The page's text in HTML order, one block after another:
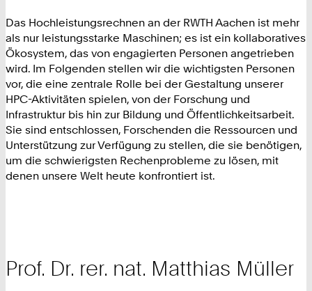
Das Hochleistungsrechnen an der RWTH Aachen ist mehr
als nur leistungsstarke Maschinen; es ist ein kollaboratives
Ökosystem, das von engagierten Personen angetrieben
wird. Im Folgenden stellen wir die wichtigsten Personen
vor, die eine zentrale Rolle bei der Gestaltung unserer
HPC-Aktivitäten spielen, von der Forschung und
Infrastruktur bis hin zur Bildung und Öffentlichkeitsarbeit.
Sie sind entschlossen, Forschenden die Ressourcen und
Unterstützung zur Verfügung zu stellen, die sie benötigen,
um die schwierigsten Rechenprobleme zu lösen, mit
denen unsere Welt heute konfrontiert ist.
Prof. Dr. rer. nat. Matthias Müller